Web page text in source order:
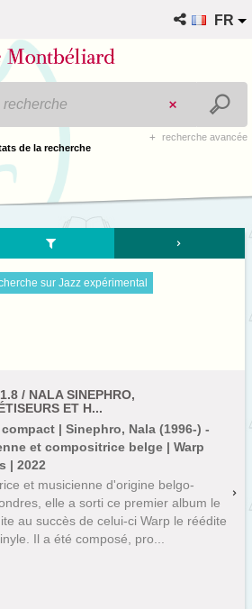
FR
recherche avancée
de la recherche
sur Jazz expérimental
/ NALA SINEPHRO,
ET H...
| Sinephro, Nala (1996-) -
et compositrice belge | Warp
| 2022
et musicienne d'origine belgo-
elle a sorti ce premier album le
au succès de celui-ci Warp le réédite
Il a été composé, pro...